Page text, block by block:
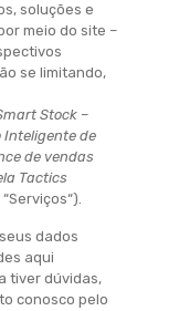
soluções e
meio do site –
se limitando,
Stock –
Inteligente de
de vendas
Tactics
dados
aqui
tiver dúvidas,
conosco pelo